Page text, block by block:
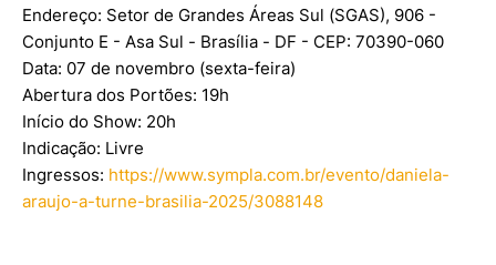
Endereço: Setor de Grandes Áreas Sul (SGAS), 906 -
Conjunto E - Asa Sul - Brasília - DF - CEP: 70390-060
Data: 07 de novembro (sexta-feira)
Abertura dos Portões: 19h
Início do Show: 20h
Indicação: Livre
Ingressos: https://www.sympla.com.br/evento/daniela-
araujo-a-turne-brasilia-2025/3088148